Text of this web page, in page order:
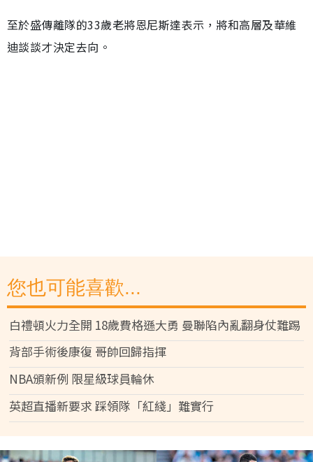
至於盛傳離隊的33歲老將恩尼斯達表示，將和高層及華維
迪談談才決定去向。
您也可能喜歡...
白禮頓火力全開 18歲費格遜大勇 曼聯陷內亂翻身仗難踢
背部手術後康復 哥帥回歸指揮
NBA頒新例 限星級球員輪休
英超直播新要求 踩領隊「紅綫」難實行